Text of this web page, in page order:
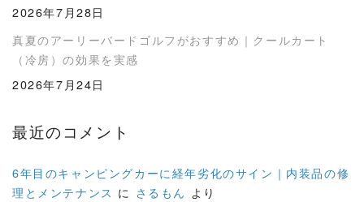
2026年7月28日
真夏のアーリーバードゴルフがおすすめ｜クールカート
（冷房）の効果を実感
2026年7月24日
最近のコメント
6年目のキャンピングカーに経年劣化のサイン｜内装品の修
理とメンテナンス に さるもん より